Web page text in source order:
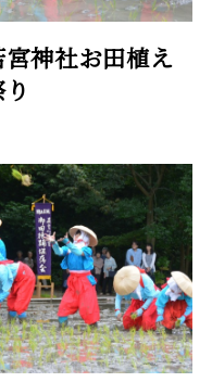
宮神社お田植え